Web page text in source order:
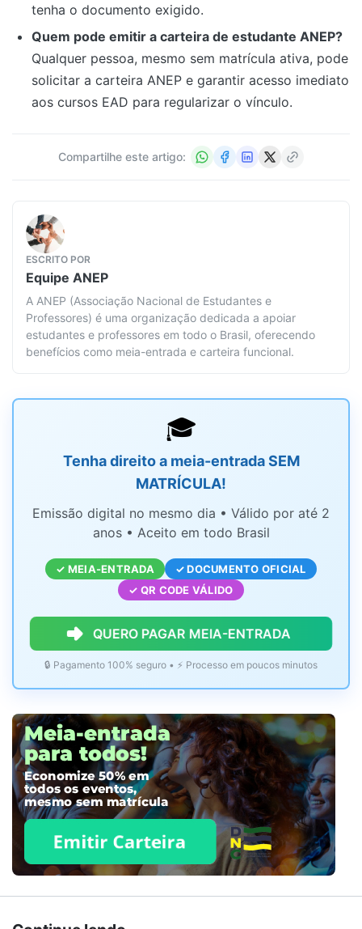
tenha o documento exigido.
Quem pode emitir a carteira de estudante ANEP?
Qualquer pessoa, mesmo sem matrícula ativa, pode
solicitar a carteira ANEP e garantir acesso imediato
aos cursos EAD para regularizar o vínculo.
Compartilhe este artigo:
ESCRITO POR
Equipe ANEP
A ANEP (Associação Nacional de Estudantes e
Professores) é uma organização dedicada a apoiar
estudantes e professores em todo o Brasil, oferecendo
benefícios como meia-entrada e carteira funcional.
🎓
Tenha direito a meia-entrada SEM
MATRÍCULA!
Emissão digital no mesmo dia • Válido por até 2
anos • Aceito em todo Brasil
✓ MEIA-ENTRADA
✓ DOCUMENTO OFICIAL
✓ QR CODE VÁLIDO
QUERO PAGAR MEIA-ENTRADA
🔒 Pagamento 100% seguro • ⚡ Processo em poucos minutos